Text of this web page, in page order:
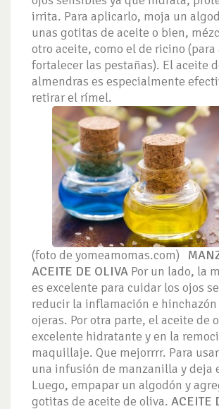
irrita. Para aplicarlo, moja un
unas gotitas de aceite o bien,
otro aceite, como el de ricino (para
fortalecer las pestañas). El aceite
almendras es especialmente
retirar el rímel.
(foto de yomeamomas.com)
ACEITE DE OLIVA Por un lado, la
es excelente para cuidar los ojos
reducir la inflamación e hinchazón
ojeras. Por otra parte, el aceite de
excelente hidratante y en la
maquillaje. Que mejorrrr. Para
una infusión de manzanilla y deja
Luego, empapar un algodón y
gotitas de aceite de oliva. ACEITE